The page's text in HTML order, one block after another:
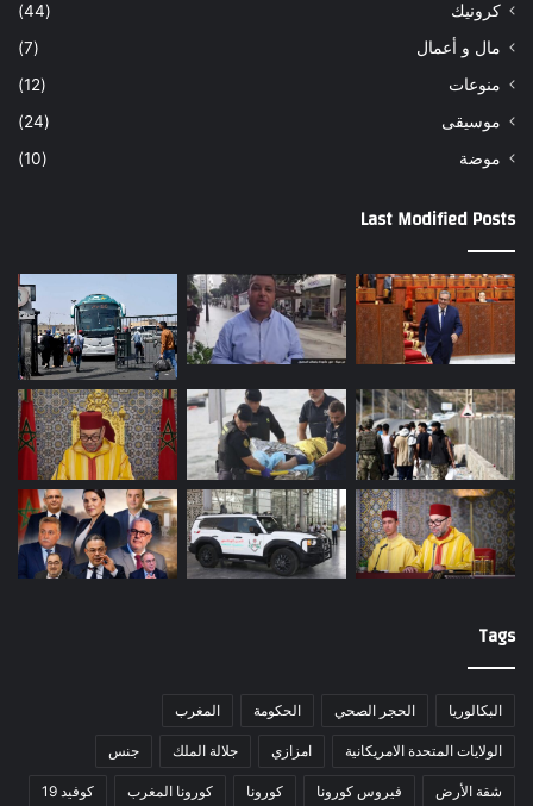
كرونيك
(44)
مال و أعمال
(7)
منوعات
(12)
موسيقى
(24)
موضة
(10)
Last Modified Posts
Tags
البكالوريا الحجر الصحي الحكومة المغرب
الولايات المتحدة الامريكانية امزازي جلالة الملك جنس
شقة الأرض فيروس كورونا كورونا كورونا المغرب كوفيد 19